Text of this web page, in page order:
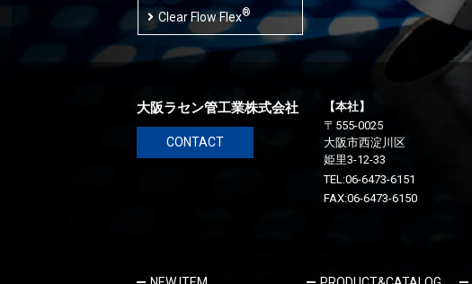
Clear Flow Flex®
大阪ラセン管工業株式会社
CONTACT
【本社】
〒555-0025
大阪市西淀川区
姫里3-12-33
TEL:06-6473-6151
FAX:06-6473-6150